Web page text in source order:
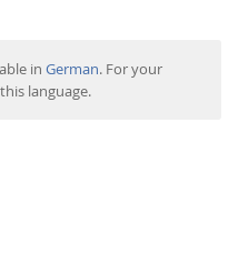
inGerman. For your
language.